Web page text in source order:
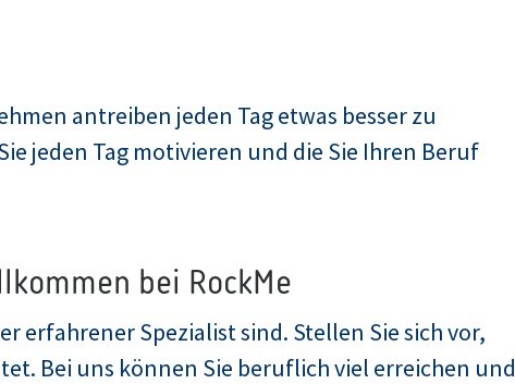
antreiben jeden Tag etwas besser zu
jeden Tag motivieren und die Sie Ihren Beruf
bei RockMe
erfahrener Spezialist sind. Stellen Sie sich vor,
Bei uns können Sie beruflich viel erreichen und